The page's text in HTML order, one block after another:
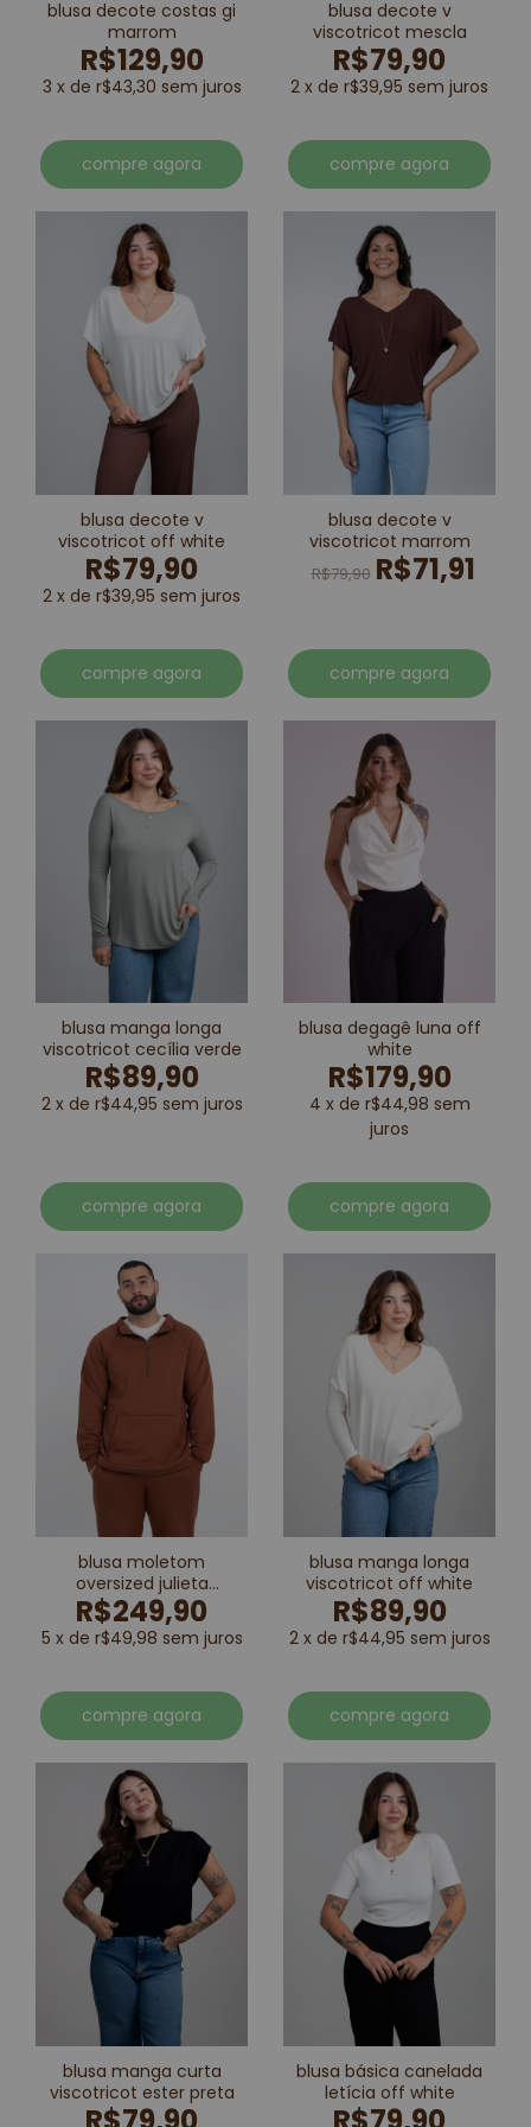
blusa decote costas gi
marrom
R$129,90
3 x de r$43,30 sem juros
compre agora
blusa decote v
viscotricot mescla
R$79,90
2 x de r$39,95 sem juros
compre agora
blusa decote v
viscotricot off white
R$79,90
2 x de r$39,95 sem juros
compre agora
blusa decote v
viscotricot marrom
R$79,90 R$71,91
compre agora
blusa manga longa
viscotricot cecília verde
R$89,90
2 x de r$44,95 sem juros
compre agora
blusa degagê luna off
white
R$179,90
4 x de r$44,98 sem
juros
compre agora
blusa moletom
oversized julieta
marrom
R$249,90
5 x de r$49,98 sem juros
compre agora
blusa manga longa
viscotricot off white
R$89,90
2 x de r$44,95 sem juros
compre agora
blusa manga curta
viscotricot ester preta
blusa básica canelada
letícia off white